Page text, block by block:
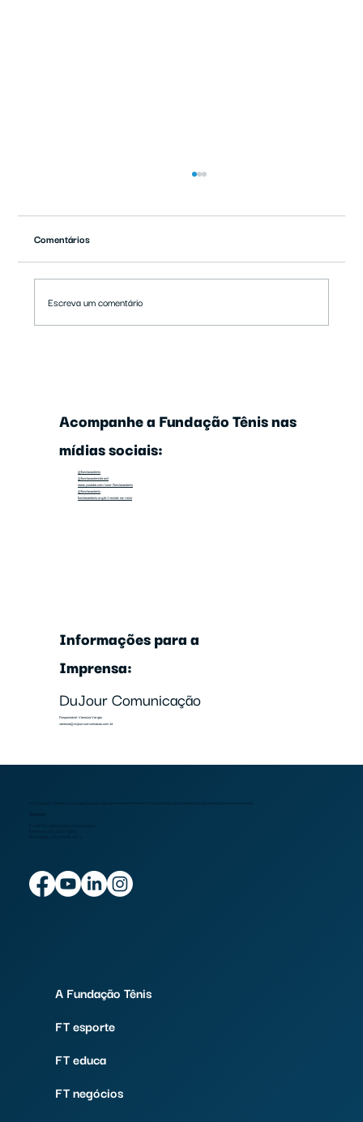
Comentários
Escreva um comentário
Acompanhe a Fundação Tênis nas
mídias sociais:
@fundacaotenis
@fundacaotenisbrasil
www.youtube.com/user/fundacaotenis
@fundacaotenis
fundacaotenis.org.br/revista-na-rede
Informações para a
Imprensa:
DuJour Comunicação
Responsável: Vanessa Vargas
vanessa@dujourcomunicacao.com.br
A Fundação Tênis é uma organização não governamental, sem fins lucrativos, que realiza programas sociais e educativos.
Contato:
ftenis@fundacaotenis.org.br
Telefone: (51) 3325-1068
WhatsApp: (51) 99358-2674
A Fundação Tênis
FT esporte
FT educa
FT negócios